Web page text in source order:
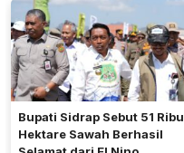
Bupati Sidrap Sebut 51 Ribu
Hektare Sawah Berhasil